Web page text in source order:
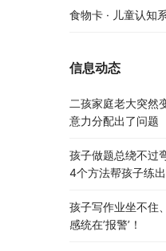
食物卡 · 儿童认知
信息动态
二孩家庭老大突然
意力分配出了问题
孩子做题总绕不过
4个方法帮孩子练
孩子写作业坐不住
感统在’报警’！